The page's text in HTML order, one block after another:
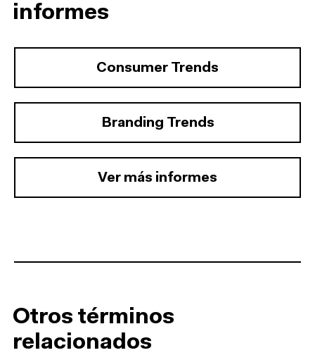
informes
Consumer Trends
Branding Trends
Ver más informes
Otros términos
relacionados